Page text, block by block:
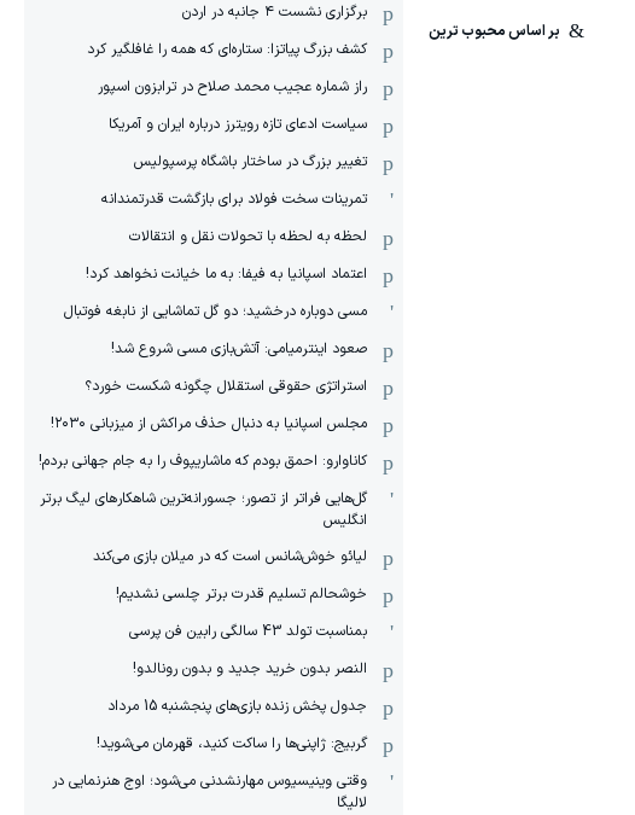
برگزاری نشست ۴ جانبه در اردن
کشف بزرگ پیاتزا: ستاره‌ای که همه را غافلگیر کرد
راز شماره عجیب محمد صلاح در ترابزون اسپور
سیاست ادعای تازه رویترز درباره ایران و آمریکا
تغییر بزرگ در ساختار باشگاه پرسپولیس
تمرینات سخت فولاد برای بازگشت قدرتمندانه
لحظه به لحظه با تحولات نقل و انتقالات
اعتماد اسپانیا به فیفا: به ما خیانت نخواهد کرد!
مسی دوباره درخشید؛ دو گل تماشایی از نابغه فوتبال
صعود اینترمیامی: آتش‌بازی مسی شروع شد!
استراتژی حقوقی استقلال چگونه شکست خورد؟
مجلس اسپانیا به دنبال حذف مراکش از میزبانی ۲۰۳۰!
کاناوارو: احمق بودم که ماشاریپوف را به جام جهانی بردم!
گل‌هایی فراتر از تصور؛ جسورانه‌ترین شاهکارهای لیگ برتر
انگلیس
لیائو خوش‌شانس است که در میلان بازی می‌کند
خوشحالم تسلیم قدرت برتر چلسی نشدیم!
بمناسبت تولد 43 سالگی رابین فن پرسی
النصر بدون خرید جدید و بدون رونالدو!
جدول پخش زنده بازی‌های پنجشنبه 15 مرداد
گربیج: ژاپنی‌ها را ساکت کنید، قهرمان می‌شوید!
وقتی وینیسیوس مهارنشدنی می‌شود؛ اوج هنرنمایی در
لالیگا